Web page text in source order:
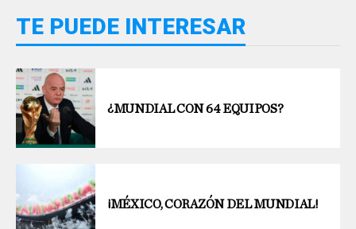
TE PUEDE INTERESAR
¿MUNDIAL CON 64 EQUIPOS?
¡MÉXICO, CORAZÓN DEL MUNDIAL!